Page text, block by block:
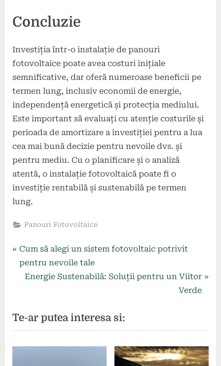
Concluzie
Investiția într-o instalație de panouri
fotovoltaice poate avea costuri inițiale
semnificative, dar oferă numeroase beneficii pe
termen lung, inclusiv economii de energie,
independență energetică și protecția mediului.
Este important să evaluați cu atenție costurile și
perioada de amortizare a investiției pentru a lua
cea mai bună decizie pentru nevoile dvs. și
pentru mediu. Cu o planificare și o analiză
atentă, o instalație fotovoltaică poate fi o
investiție rentabilă și sustenabilă pe termen
lung.
Panouri Fotovoltaice
Navigare
în
P
r
o
u
s
Cum să alegi un sistem fotovoltaic potrivit
pentru nevoile tale
N
t
P
o
Energie Sustenabilă: Soluții pentru un Viitor
Verde
Te-ar putea interesa si: